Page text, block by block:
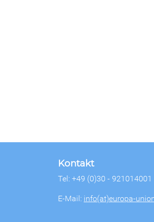
Kontakt
Tel: +49 (0)30 - 921014001
E-Mail: info(at)europa-